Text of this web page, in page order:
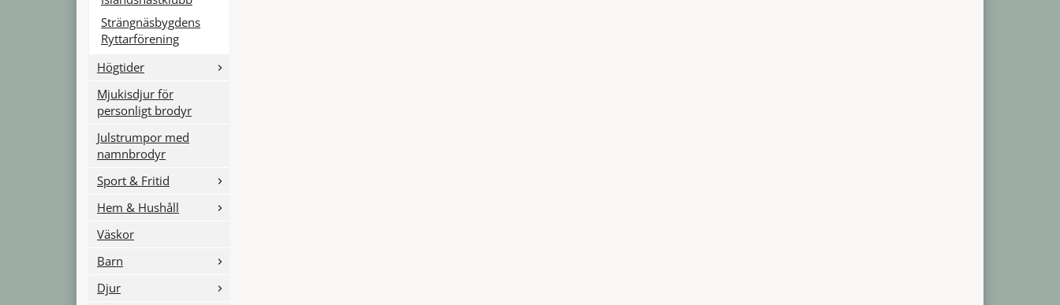
Strängnäsbygdens
Ryttarförening
Högtider
Mjukisdjur för
personligt brodyr
Julstrumpor med
namnbrodyr
Sport & Fritid
Hem & Hushåll
Väskor
Barn
Djur